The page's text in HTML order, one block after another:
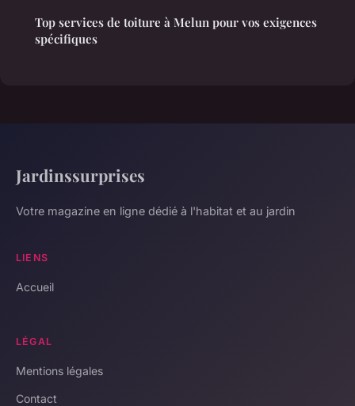
Top services de toiture à Melun pour vos exigences
spécifiques
Jardinssurprises
Votre magazine en ligne dédié à l'habitat et au jardin
LIENS
Accueil
LÉGAL
Mentions légales
Contact